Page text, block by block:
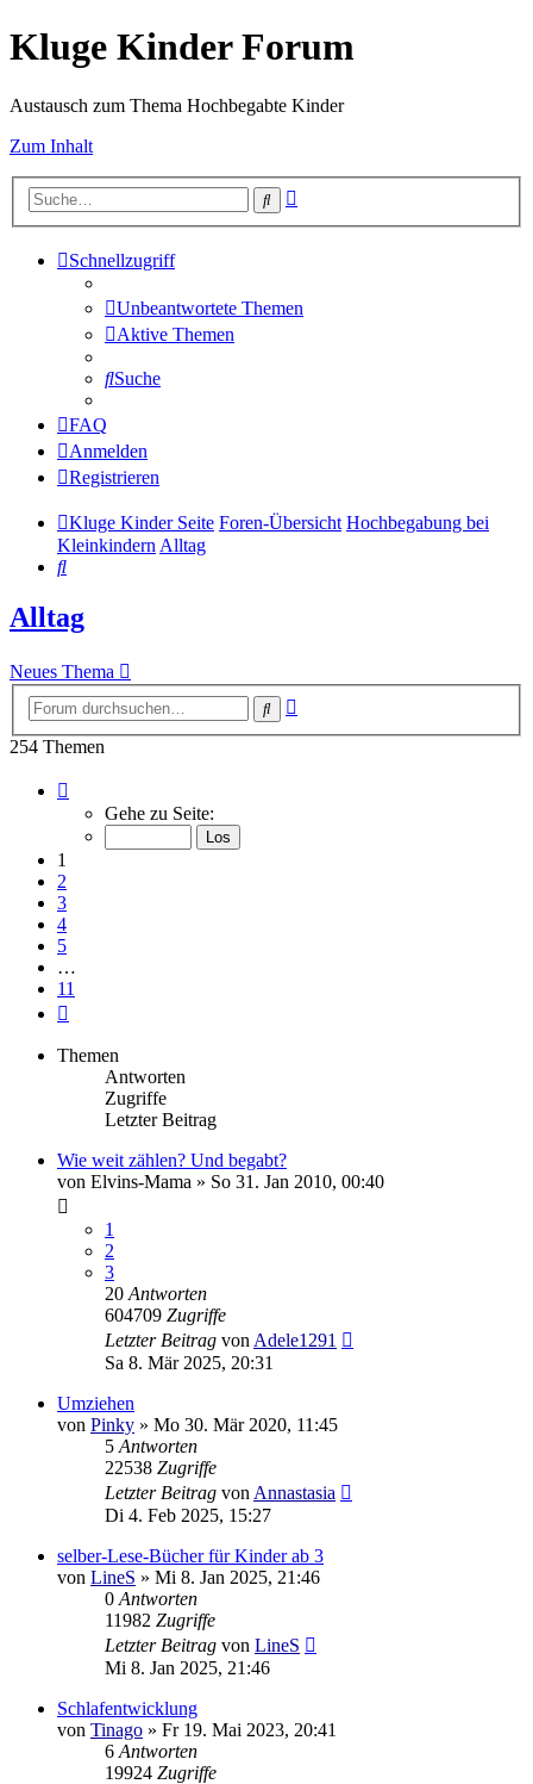
Kluge Kinder Forum
Austausch zum Thema Hochbegabte Kinder
Zum Inhalt
Suche
Schnellzugriff
Unbeantwortete Themen
Aktive Themen
Suche
FAQ
Anmelden
Registrieren
Kluge Kinder Seite Foren-Übersicht Hochbegabung bei
KleinkindernAlltag
Suche
Alltag
Neues Thema
Suche
254 Themen
von
Gehe zu Seite:
1
2
3
4
5
…
11
Themen
Antworten
Zugriffe
Letzter Beitrag
Wie weit zählen? Und begabt?
von Elvins-Mama » So 31. Jan 2010, 00:40
1
2
3
20 Antworten
604709 Zugriffe
Letzter Beitrag von Adele1291
Sa 8. Mär 2025, 20:31
Umziehen
von Pinky » Mo 30. Mär 2020, 11:45
5 Antworten
22538 Zugriffe
Letzter Beitrag von Annastasia
Di 4. Feb 2025, 15:27
selber-Lese-Bücher für Kinder ab 3
von LineS » Mi 8. Jan 2025, 21:46
0 Antworten
11982 Zugriffe
Letzter Beitrag von LineS
Mi 8. Jan 2025, 21:46
Schlafentwicklung
von Tinago » Fr 19. Mai 2023, 20:41
6 Antworten
19924 Zugriffe